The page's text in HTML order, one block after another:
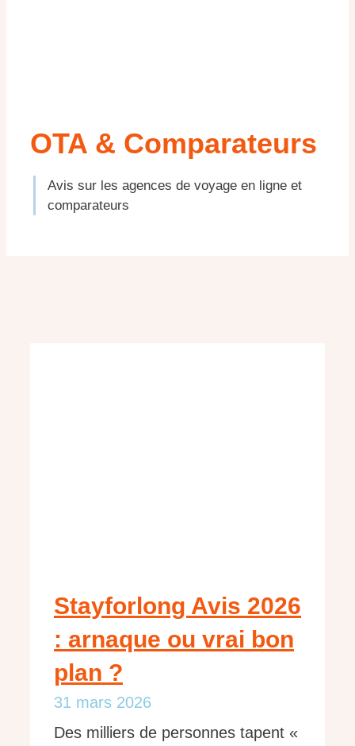
OTA & Comparateurs
Avis sur les agences de voyage en ligne et
comparateurs
Stayforlong Avis 2026
: arnaque ou vrai bon
plan ?
31 mars 2026
Des milliers de personnes tapent «